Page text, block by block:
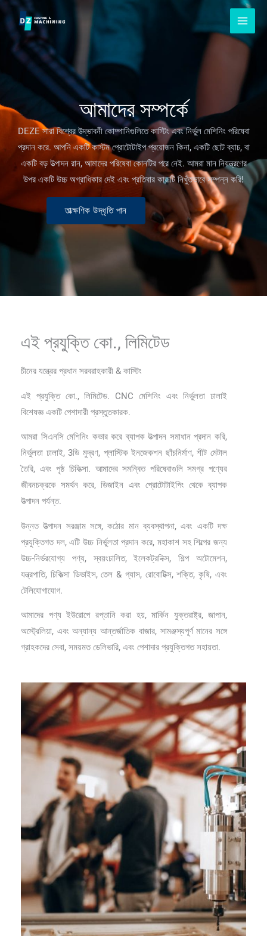
সামগ্রীতে
আমাদের সম্পর্কে
DEZE সারা বিশ্বের উদ্ভাবনী কোম্পানিগুলিতে কাস্টিং এবং নির্ভুল মেশিনিং পরিষেবা
প্রদান করে. আপনি একটি কাস্টম প্রোটোটাইপ প্রয়োজন কিনা, একটি ছোট ব্যাচ, বা
একটি বড় উত্পাদন রান, আমাদের পরিষেবা কোনটির পরে নেই. আমরা মান নিয়ন্ত্রণের
উপর একটি উচ্চ অগ্রাধিকার দেই এবং প্রতিবার কাজটি নিখুঁতভাবে সম্পন্ন করি!
তাত্ক্ষণিক উদ্ধৃতি পান
এই প্রযুক্তি কো., লিমিটেড
চীনের যন্ত্রের প্রধান সরবরাহকারী & কাস্টিং
এই প্রযুক্তি কো., লিমিটেড. CNC মেশিনিং এবং নির্ভুলতা ঢালাই
বিশেষজ্ঞ একটি পেশাদারী প্রস্তুতকারক.
আমরা সিএনসি মেশিনিং কভার করে ব্যাপক উত্পাদন সমাধান প্রদান করি,
নির্ভুলতা ঢালাই, 3ডি মুদ্রণ, প্লাস্টিক ইনজেকশন ছাঁচনির্মাণ, শীট মেটাল
তৈরি, এবং পৃষ্ঠ চিকিত্সা. আমাদের সমন্বিত পরিষেবাগুলি সমগ্র পণ্যের
জীবনচক্রকে সমর্থন করে, ডিজাইন এবং প্রোটোটাইপিং থেকে ব্যাপক
উত্পাদন পর্যন্ত.
উন্নত উত্পাদন সরঞ্জাম সঙ্গে, কঠোর মান ব্যবস্থাপনা, এবং একটি দক্ষ
প্রযুক্তিগত দল, এটি উচ্চ নির্ভুলতা প্রদান করে, মহাকাশ সহ শিল্পের জন্য
উচ্চ-নির্ভরযোগ্য পণ্য, স্বয়ংচালিত, ইলেকট্রনিক্স, শিল্প অটোমেশন,
যন্ত্রপাতি, চিকিত্সা ডিভাইস, তেল & গ্যাস, রোবোটিক্স, শক্তি, কৃষি, এবং
টেলিযোগাযোগ.
আমাদের পণ্য ইউরোপে রপ্তানি করা হয়, মার্কিন যুক্তরাষ্ট্র, জাপান,
অস্ট্রেলিয়া, এবং অন্যান্য আন্তর্জাতিক বাজার, সামঞ্জস্যপূর্ণ মানের সঙ্গে
গ্রাহকদের সেবা, সময়মত ডেলিভারি, এবং পেশাদার প্রযুক্তিগত সহায়তা.